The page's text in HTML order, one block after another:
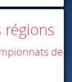
régions
de